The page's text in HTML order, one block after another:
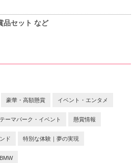
品セット など
豪華・高額懸賞 イベント・エンタメ
ーマパーク・イベント 懸賞情報
ド 特別な体験｜夢の実現
BMW